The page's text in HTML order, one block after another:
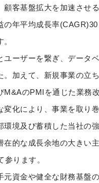
顧客基盤拡大を加速させ
の年平均成長率
ーザーを繋ぎ、データ
。加えて、新規事業の立
M&AのPMIを通じた業務
化により、事業を取り
境及び蓄積した当社の
在的な成長余地の大きい
参ります。
資金や健全な財務基盤